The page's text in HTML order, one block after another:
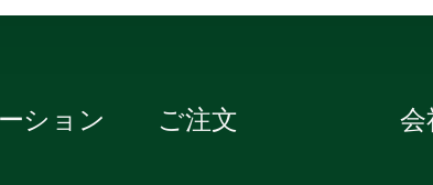
ション ご注文 会